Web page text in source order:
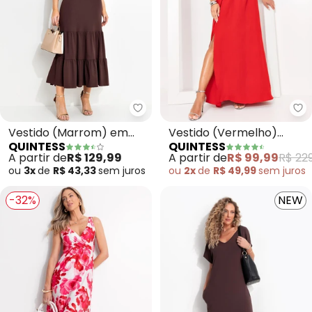
Quintess - Vestido (Marrom)
Vestido (Marrom) em
Malha de Algodão
QUINTESS
A partir deR$ 129,99
ou 3xde R$ 43,33sem juros
Vestido (Vermelho)
Decote Quadrado e
Fenda na Saia
QUINTESS
A partir deR$ 99,99R$
ou 2xde R$ 49,99sem juros
-32% NEW